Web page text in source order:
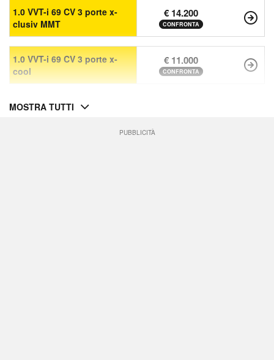
1.0 VVT-i 69 CV 3 porte x-
clusiv MMT
€ 14.200
CONFRONTA
1.0 VVT-i 69 CV 3 porte x-
cool
€ 11.000
CONFRONTA
MOSTRA TUTTI
PUBBLICITÀ